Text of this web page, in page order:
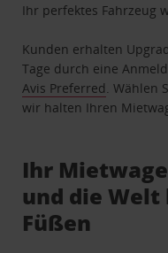
Ihr perfektes Fahrzeug
Kunden erhalten
Tage durch eine
Avis Preferred .
wir halten Ihren
Ihr
und die
Füßen